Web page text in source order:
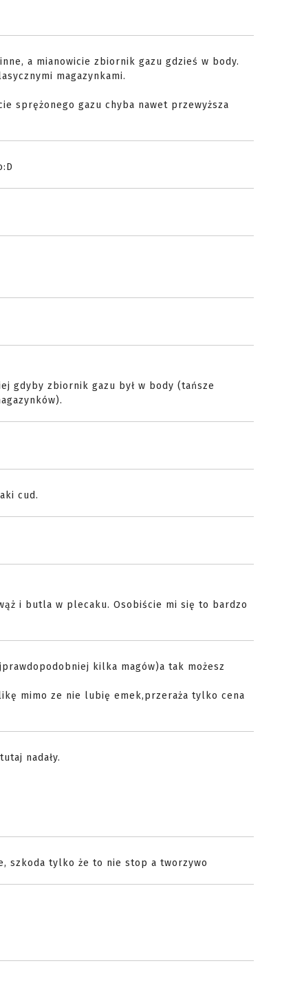
a mianowicie zbiornik gazu gdzieś w body.
magazynkami.
sprężonego gazu chyba nawet przewyższa
gdyby zbiornik gazu był w body (tańsze
cud.
i butla w plecaku. Osobiście mi się to bardzo
kilka magów)a tak możesz
mimo ze nie lubię emek,przeraża tylko cena
nadały.
szkoda tylko że to nie stop a tworzywo